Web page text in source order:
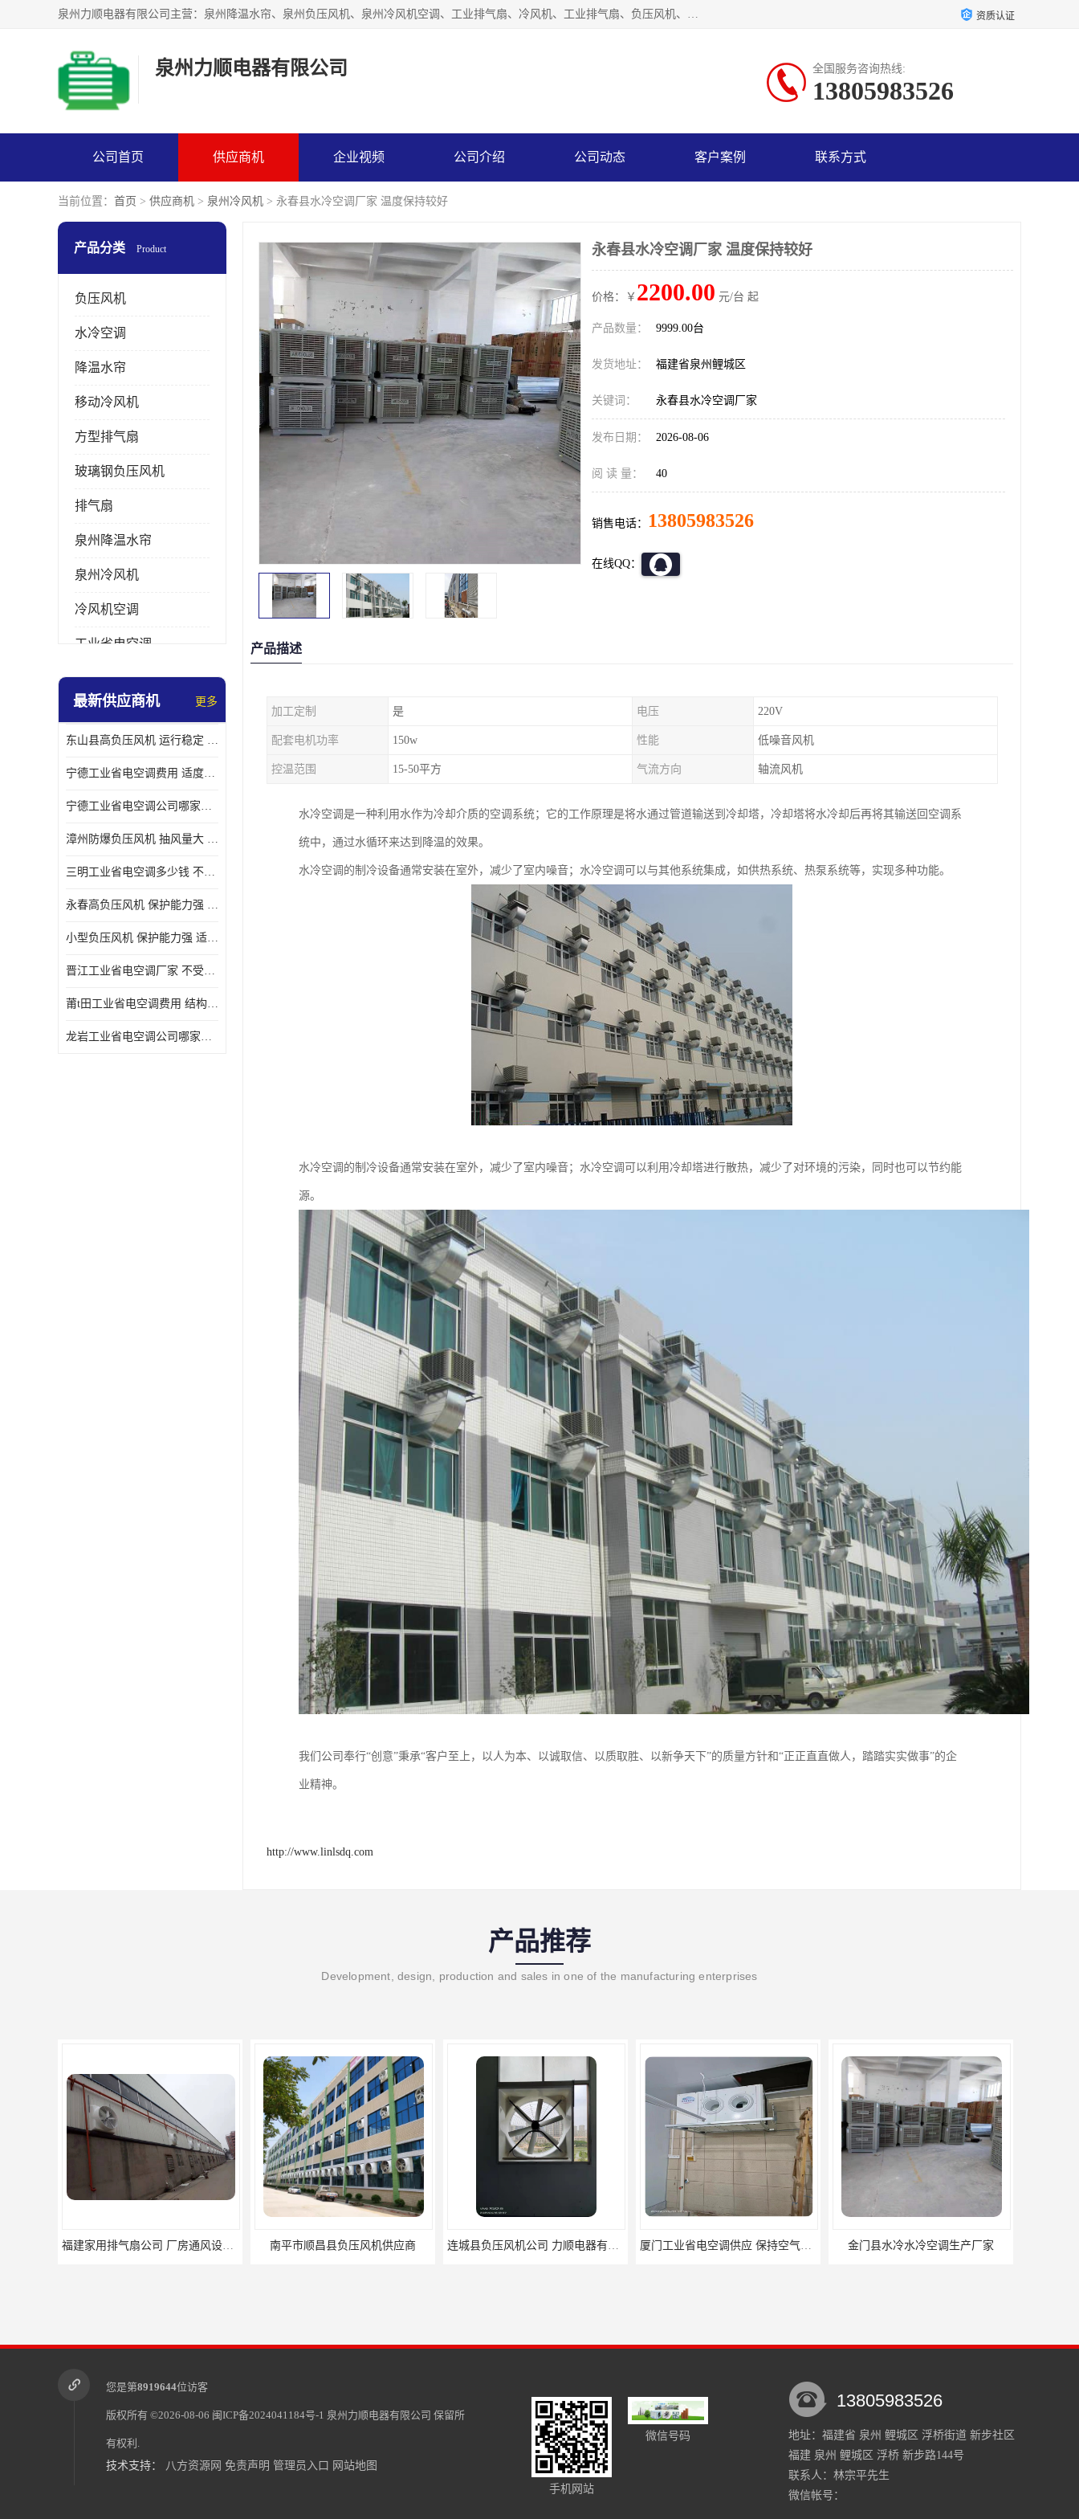
泉州力顺电器有限公司主营：泉州降温水帘、泉州负压风机、泉州冷风机空调、工业排气扇、冷风机、工业排气扇、负压风机、负压风机、水冷空调、降温水帘等产品。为用户解决了通风、降温、除味、除尘等难题，其环保、节能的理念与用户的实践检验结果相吻合，赢得了广大客户的信誉和青睐。 资质认证
泉州力顺电器有限公司 全国服务咨询热线:
13805983526
公司首页 供应商机 企业视频 公司介绍 公司动态 客户案例 联系方式
当前位置： 首页 > 供应商机 > 泉州冷风机 > 永春县水冷空调厂家 温度保持较好
产品分类 Product
负压风机
水冷空调
降温水帘
移动冷风机
方型排气扇
玻璃钢负压风机
排气扇
泉州降温水帘
泉州冷风机
冷风机空调
工业省电空调
工业大吊扇
最新供应商机 更多
东山县高负压风机 运行稳定 耐高温 防腐蚀
宁德工业省电空调费用 适度较高 节省占用空间
宁德工业省电空调公司哪家好 适度较高 结构紧凑 美观
漳州防爆负压风机 抽风量大 通风降温效果好
三明工业省电空调多少钱 不受管长限制 保持空气湿润
永春高负压风机 保护能力强 体积大 风道大
小型负压风机 保护能力强 适用面积广
晋江工业省电空调厂家 不受管长限制 节省占用空间
莆t田工业省电空调费用 结构紧凑 美观 能耗低 噪音小
龙岩工业省电空调公司哪家好 适应性强 维护简单
永春县水冷空调厂家 温度保持较好
价格：￥ 2200.00 元/台 起
产品数量： 9999.00台
发货地址： 福建省泉州鲤城区
关键词： 永春县水冷空调厂家
发布日期： 2026-08-06
阅 读 量： 40
销售电话： 13805983526
在线QQ：
产品描述
加工定制 是 电压 220V
配套电机功率 150w 性能 低噪音风机
控温范围 15-50平方 气流方向 轴流风机
水冷空调是一种利用水作为冷却介质的空调系统；它的工作原理是将水通过管道输送到冷却塔，冷却塔将水冷却后再将其输送回空调系
统中，通过水循环来达到降温的效果。
水冷空调的制冷设备通常安装在室外，减少了室内噪音；水冷空调可以与其他系统集成，如供热系统、热泵系统等，实现多种功能。
水冷空调的制冷设备通常安装在室外，减少了室内噪音；水冷空调可以利用冷却塔进行散热，减少了对环境的污染，同时也可以节约能
源。
我们公司奉行“创意”秉承“客户至上，以人为本、以诚取信、以质取胜、以新争天下”的质量方针和“正正直直做人，踏踏实实做事”的企
业精神。
http://www.linlsdq.com
产品推荐
Development, design, production and sales in one of the manufacturing enterprises
南平市顺昌县负压风机供应商 连城县负压风机公司 力顺电器有限公司 厦门工业省电空调供应 保持空气湿润 出风温和 金门县水冷水冷空调生产厂家
屏南县厂房降温水帘供应商 水帘墙 莆t田负压风机 降温效果明显 平潭县负压风机生产厂家 晋江市负压风机供应商
您是第8919644位访客
版权所有 ©2026-08-06 闽ICP备2024041184号-1 泉州力顺电器有限公司 保留所
有权利.
技术支持： 八方资源网 免责声明 管理员入口 网站地图
手机网站
微信号码
13805983526
地址：福建省 泉州 鲤城区 浮桥街道 新步社区
福建 泉州 鲤城区 浮桥 新步路144号
联系人：林宗平先生
微信帐号：